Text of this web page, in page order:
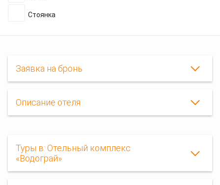
Стоянка
Заявка на бронь
Описание отеля
Туры в: Отельный комплекс
«Водограй»